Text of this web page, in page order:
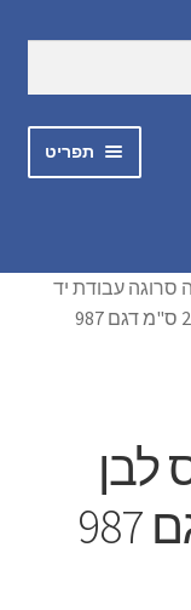
תפריט
סרוגה עבודת יד
לבן